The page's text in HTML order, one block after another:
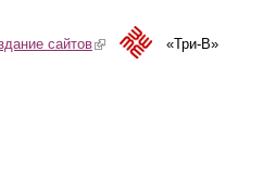
сайтов(link is external)«Три-В»